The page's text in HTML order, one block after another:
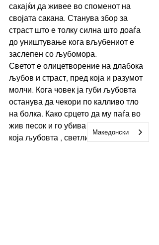
сакајќи да живее во споменот на
својата сакана. Станува збор за
страст што е толку силна што доаѓа
до уништување кога вљубениот е
заслепен со љубомора.
Светот е олицетворение на длабока
љубов и страст, пред која и разумот
молчи. Кога човек ја губи љубовта
останува да чекори по калливо тло
на болка. Како срцето да му паѓа во
жив песок и го убива . Приказна во
која љубовта , светлината ја
Македонски